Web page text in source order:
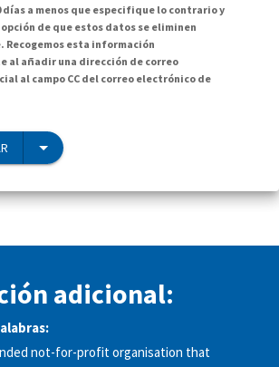
días a menos que especifique lo contrario y
de que estos datos se eliminen
esta información
al añadir una dirección de correo
al campo CC del correo electrónico de
adicional:
not-for-profit organisation that